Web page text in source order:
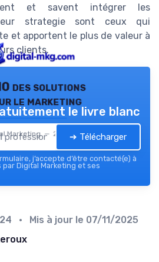
et savent intégrer les
strategie sont ceux qui
et apportent le plus de valeur à
clients.
des solutions
le marketing
Marketing — 2026
le livre blanc
➔ Télécharger
j’accepte d’être contacté(e) à
Digital Marketing et ses
• Mis à jour le 07/11/2025